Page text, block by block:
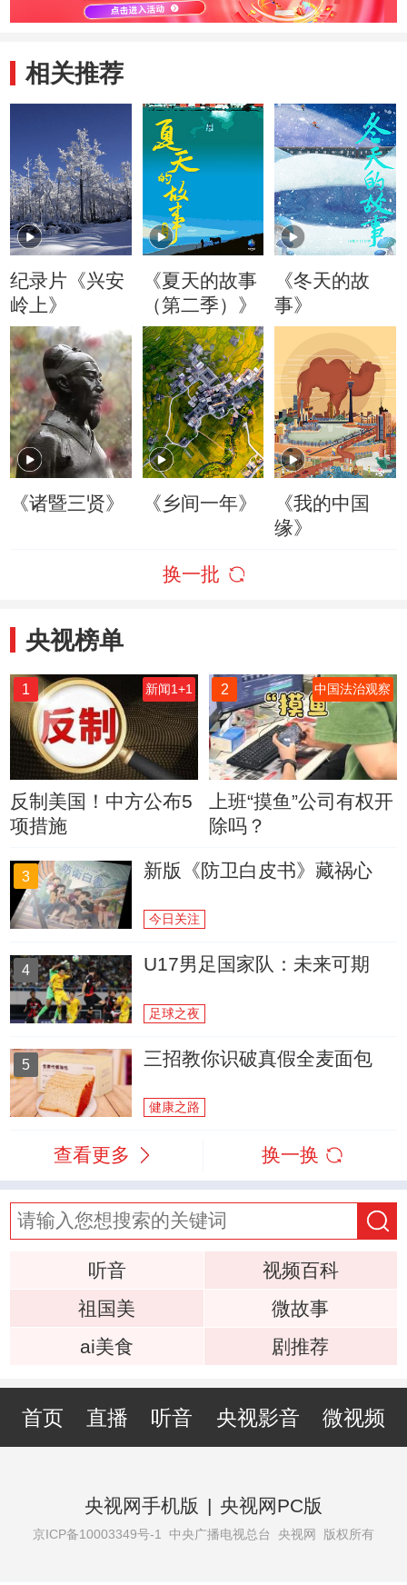
相关推荐
纪录片《兴安
岭上》
《夏天的故事
（第二季）》
《冬天的故
事》
《诸暨三贤》 《乡间一年》
《我的中国
缘》
换一批
央视榜单
1 新闻1+1
反制美国！中方公布5
项措施
2 中国法治观察
上班“摸鱼”公司有权开
除吗？
3 新版《防卫白皮书》藏祸心
今日关注
4 U17男足国家队：未来可期
足球之夜
5 三招教你识破真假全麦面包
健康之路
查看更多 换一换
听音
视频百科
祖国美
微故事
ai美食
剧推荐
首页 直播 听音 央视影音 微视频
央视网手机版 | 央视网PC版
京ICP备10003349号-1 中央广播电视总台 央视网 版权所有